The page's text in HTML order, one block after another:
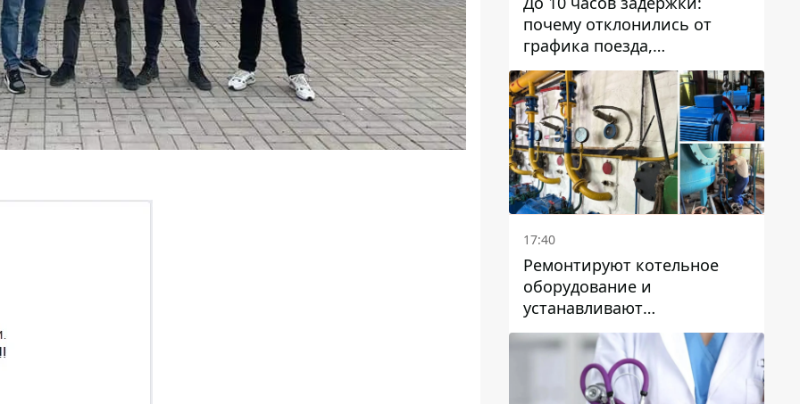
почему отклонились от
графика поезда,
курсирующие через Днепр
и область
17:40
Ремонтируют котельное
оборудование и
устанавливают
генераторные установки:
как в Днепре готовятся к
отопительному сезону